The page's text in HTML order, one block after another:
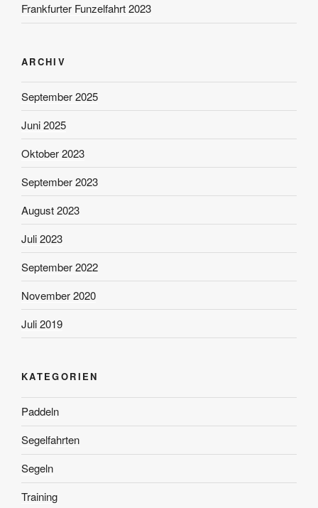
Frankfurter Funzelfahrt 2023
ARCHIV
September 2025
Juni 2025
Oktober 2023
September 2023
August 2023
Juli 2023
September 2022
November 2020
Juli 2019
KATEGORIEN
Paddeln
Segelfahrten
Segeln
Training